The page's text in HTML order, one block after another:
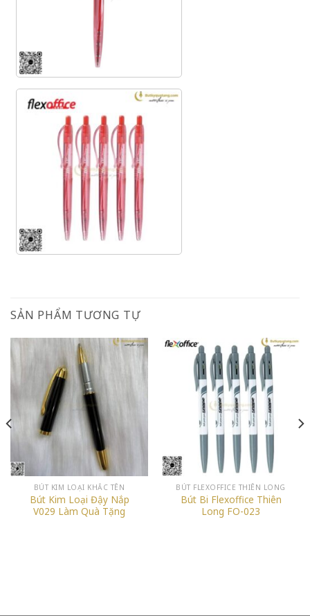
SẢN PHẨM TƯƠNG TỰ
BÚT KIM LOẠI KHẮC TÊN
Bút Kim Loại Đậy Nắp
V029 Làm Quà Tặng
BÚT FLEXOFFICE THIÊN LONG
Bút Bi Flexoffice Thiên
Long FO-023